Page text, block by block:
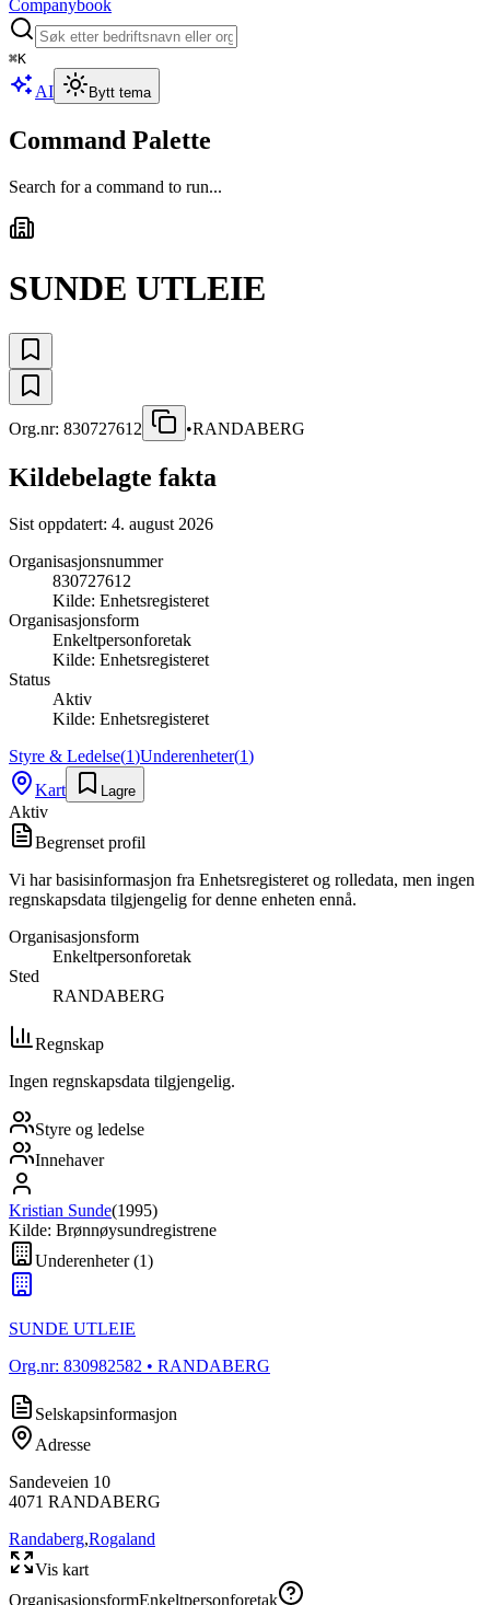
Companybook
⌘K
AI Bytt tema
Command Palette
Search for a command to run...
SUNDE UTLEIE
Org.nr: 830727612 •RANDABERG
Kildebelagte fakta
Sist oppdatert: 4. august 2026
Organisasjonsnummer
830727612
Kilde: Enhetsregisteret
Organisasjonsform
Enkeltpersonforetak
Kilde: Enhetsregisteret
Status
Aktiv
Kilde: Enhetsregisteret
Styre & Ledelse(1)Underenheter(1)
Kart
Lagre
Aktiv
Begrenset profil
Vi har basisinformasjon fra Enhetsregisteret og rolledata, men ingen
regnskapsdata tilgjengelig for denne enheten ennå.
Organisasjonsform
Enkeltpersonforetak
Sted
RANDABERG
Regnskap
Ingen regnskapsdata tilgjengelig.
Styre og ledelse
Innehaver
Kristian Sunde(1995)
Kilde: Brønnøysundregistrene
Underenheter(1)
SUNDE UTLEIE
Org.nr: 830982582 • RANDABERG
Selskapsinformasjon
Adresse
Sandeveien 10
4071 RANDABERG
Randaberg,Rogaland
Vis kart
OrganisasjonsformEnkeltpersonforetak